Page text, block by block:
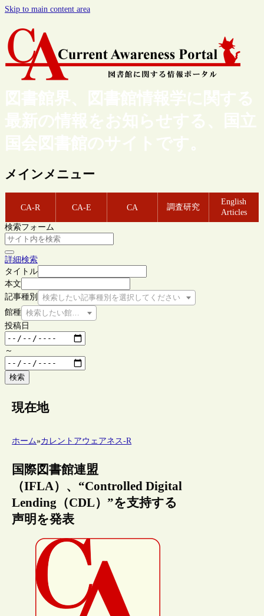
Skip to main content area
図書館界、図書館情報学に関する
最新の情報をお知らせする、国立
国会図書館のサイトです。
メインメニュー
CA-R CA-E CA 調査研究
English
Articles
検索フォーム
詳細検索
タイトル
本文
記事種別
検索したい記事種別を選択してください
館種 検索したい館種を選択してください
投稿日
～
検索
現在地
ホーム»カレントアウェアネス-R
国際図書館連盟
（IFLA）、“Controlled Digital
Lending（CDL）”を支持する
声明を発表